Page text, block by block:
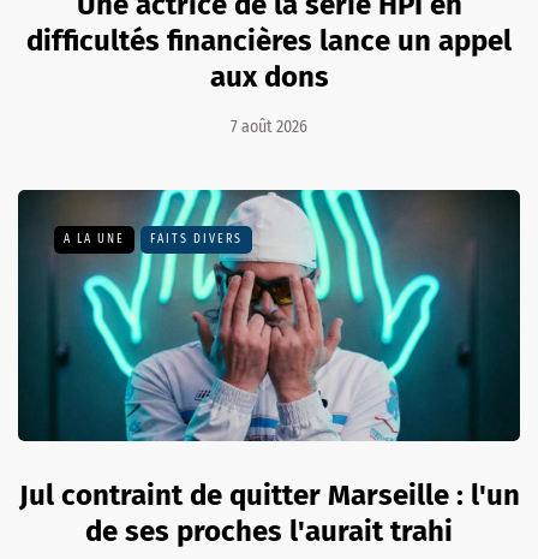
difficultés financières lance un appel
aux dons
7 août 2026
A LA UNE FAITS DIVERS
Jul contraint de quitter Marseille : l'un
de ses proches l'aurait trahi